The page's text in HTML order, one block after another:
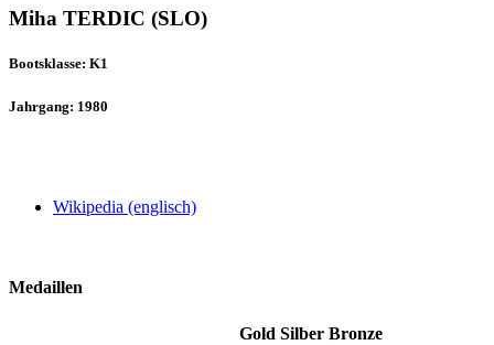
Miha TERDIC (SLO)
Bootsklasse: K1
Jahrgang: 1980
Wikipedia (englisch)
Medaillen
Gold Silber Bronze